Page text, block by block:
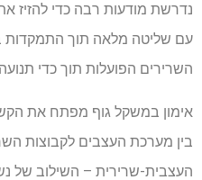
נדרשת מודעות רבה כדי להזיז
עם שליטה מלאה תוך התמקדות
השרירים הפועלות תוך כדי
אימון במשקל גוף מפתח את
בין מערכת העצבים לקבוצות
העצבית-שרירית – השילוב של